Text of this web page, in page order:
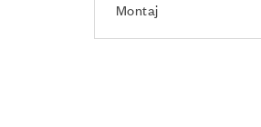
Montaj